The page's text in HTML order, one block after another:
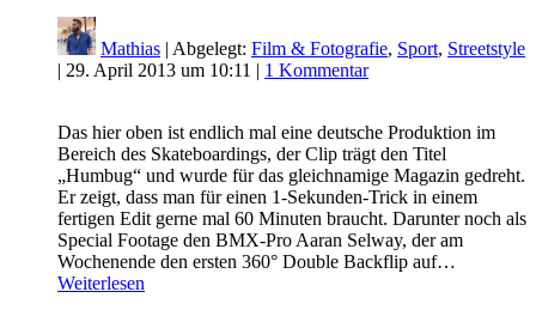
Mathias | Abgelegt: Film & Fotografie, Sport, Streetstyle
| 29. April 2013 um 10:11 | 1 Kommentar
Das hier oben ist endlich mal eine deutsche Produktion im
Bereich des Skateboardings, der Clip trägt den Titel
„Humbug“ und wurde für das gleichnamige Magazin gedreht.
Er zeigt, dass man für einen 1-Sekunden-Trick in einem
fertigen Edit gerne mal 60 Minuten braucht. Darunter noch als
Special Footage den BMX-Pro Aaran Selway, der am
Wochenende den ersten 360° Double Backflip auf…
Weiterlesen